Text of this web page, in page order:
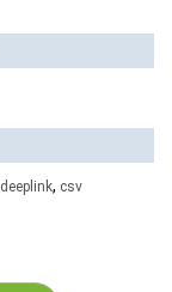
deeplink, csv